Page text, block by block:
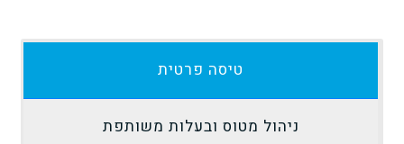
טיסה פרטית
ניהול מטוס ובעלות משותפת